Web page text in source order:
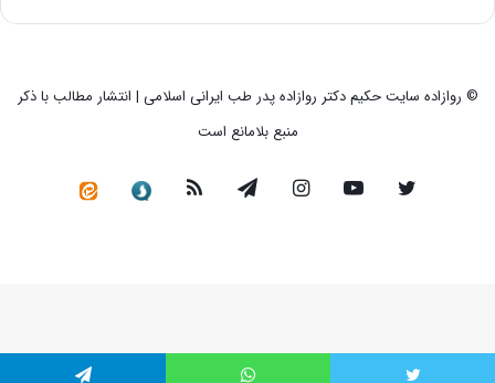
© روازاده سایت حکیم دکتر روازاده پدر طب ایرانی اسلامی | انتشار مطالب با ذکر
منبع بلامانع است
توییتر یوتیوب اینستاگرامتلگرام خوراک سروش
ایتا